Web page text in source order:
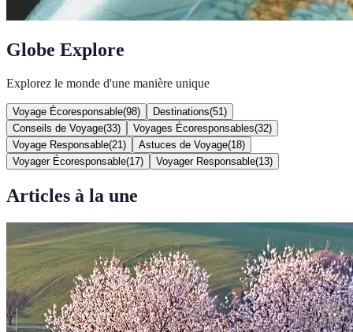
Globe Explore
Explorez le monde d'une manière unique
Voyage Écoresponsable(98) Destinations(51 )
Conseils de Voyage(33) Voyages Écoresponsables(32)
Voyage Responsable(21 ) Astuces de Voyage(18)
Voyager Écoresponsable(17) Voyager Responsable(13)
Articles à la une